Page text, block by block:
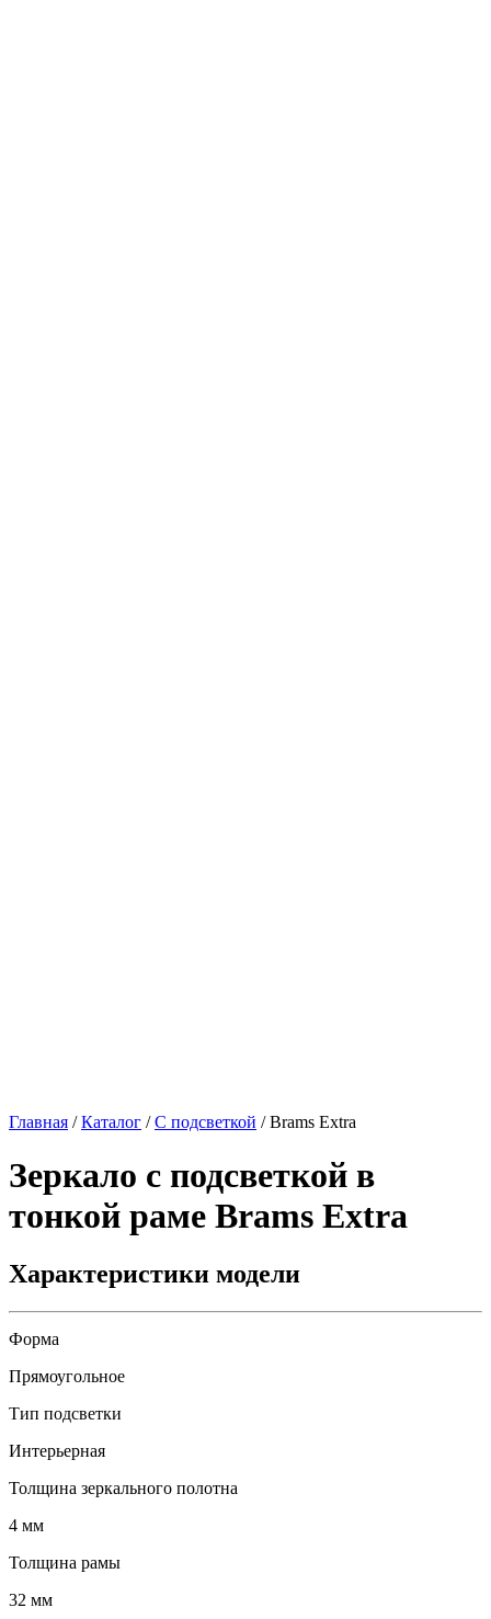
Главная /Каталог /С подсветкой /Brams Extra
Зеркало с подсветкой в
тонкой раме Brams Extra
Характеристики модели
Форма
Прямоугольное
Тип подсветки
Интерьерная
Толщина зеркального полотна
4 мм
Толщина рамы
32 мм